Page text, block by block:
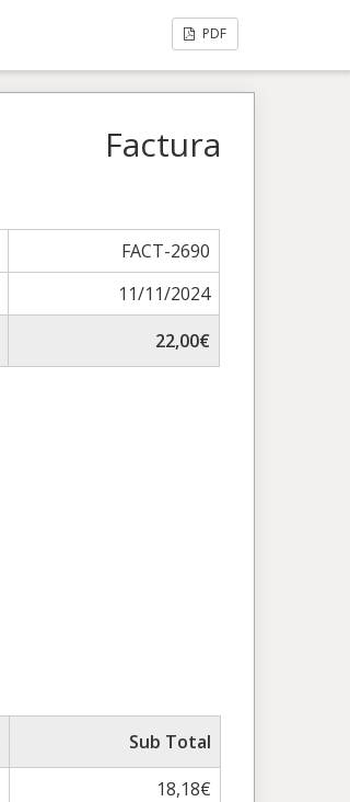
PDF
Factura
FACT-2690
11/11/2024
22,00€
Sub Total
18,18€